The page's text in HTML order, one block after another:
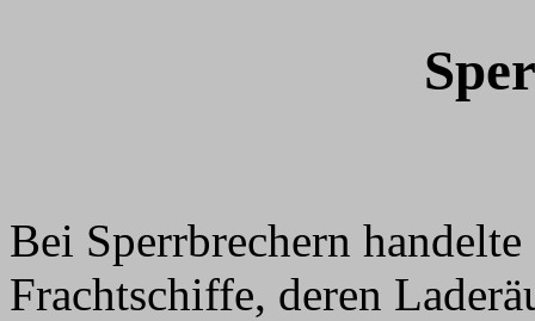
Bei Sperrbrechern
Frachtschiffe, deren